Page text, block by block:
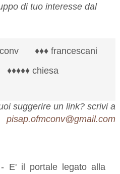
di tuo interesse dal
♦♦♦ francescani
♦♦♦♦♦ chiesa
suggerire un link? scrivi a
pisap.ofmconv@gmail.com
- E' il portale legato alla